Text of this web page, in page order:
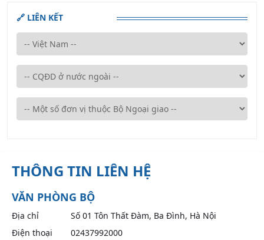
🔗 LIÊN KẾT
THÔNG TIN LIÊN HỆ
VĂN PHÒNG BỘ
Địa chỉ
Số 01 Tôn Thất Đàm, Ba Đình, Hà Nội
Điện thoại
02437992000